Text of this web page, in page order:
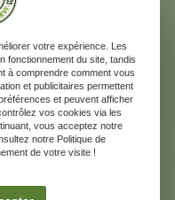
votre expérience. Les
fonctionnement du site, tandis
à comprendre comment vous
et publicitaires permettent
et peuvent afficher
vos cookies via les
vous acceptez notre
notre Politique de
de votre visite !